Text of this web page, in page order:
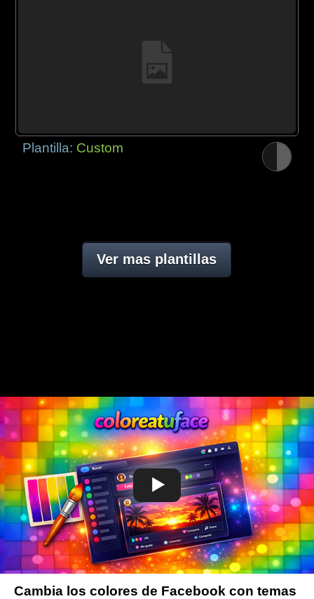
Plantilla: Custom
Ver mas plantillas
Cambia los colores de Facebook con temas